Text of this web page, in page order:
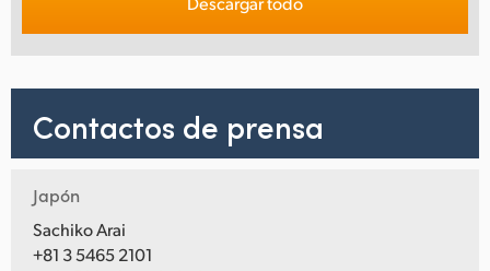
Contactos de prensa
Japón
Sachiko Arai
+81 3 5465 2101